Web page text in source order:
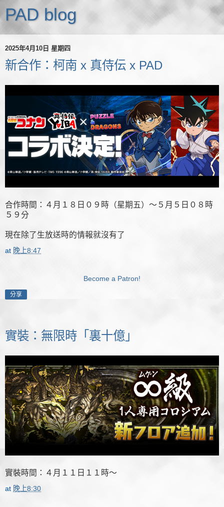
PAD blog
2025年4月10日 星期四
新合作：柯南 x 真侍伝 x PAD
合作時間：４月１８日０９時（星期五）～５月５日０８時
５９分
現在除了生放送時的情報就沒有了
at 晚上8:47
Become a Patron!
分享
實裝：無限時「裏十億」
實裝時間：４月１１日１１時～
at 晚上8:30